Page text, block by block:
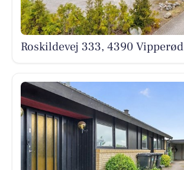
Roskildevej 333, 4390 Vipperød